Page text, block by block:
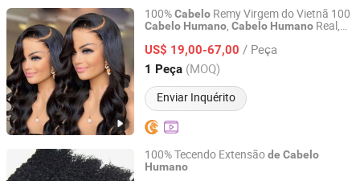
100%Cabelo Remy Virgem do Vietnã 100
Cabelo Humano, Cabelo Humano Real,
Vietnã, Tecelagemde Cabelo
Cru
US$ 19,00-67,00 / Peça
1 Peça (MOQ)
Enviar Inquérito
Guangzhou Beimeijia Trading Co., Ltd.
Guangdong, China Desde 2023
100% Tecendo Extensãode Cabelo
Humano
Xuchang BeautyHair Fashion Co., Ltd.